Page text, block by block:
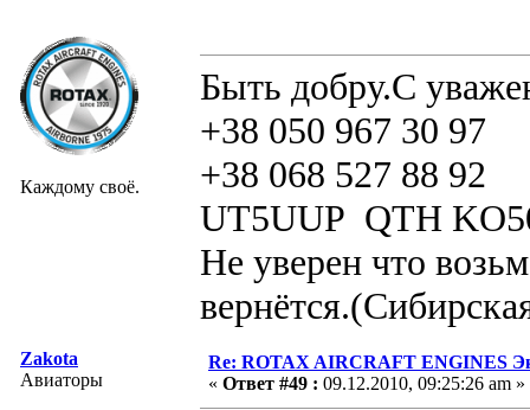
Каждому своё.
Быть добру.С
+38 050 967 30 97
+38 068 527 88 92
UT5UUP QTH
Не уверен что
Zakota
Авиаторы
Re: ROTAX AIRCRAFT ENGINES
« Ответ #49 : 09.12.2010, 09:25:26 am »